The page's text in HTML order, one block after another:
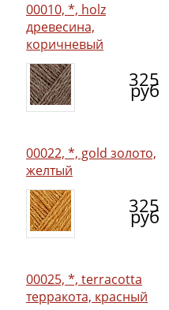
00010, *, holz
древесина,
коричневый
325
руб
00022, *, gold золото,
желтый
325
руб
00025, *, terracotta
терракота, красный